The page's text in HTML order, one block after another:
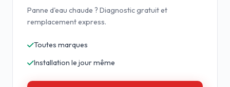
Panne d'eau chaude ? Diagnostic gratuit et
remplacement express.
Toutes marques
Installation le jour même